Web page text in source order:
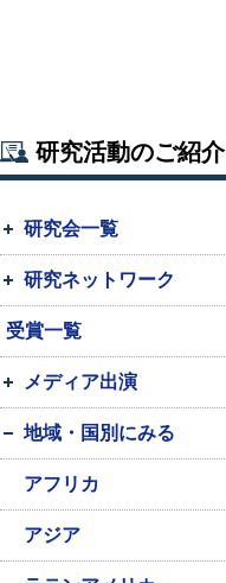
研究活動のご紹介
研究会一覧
研究ネットワーク
受賞一覧
メディア出演
地域・国別にみる
アフリカ
アジア